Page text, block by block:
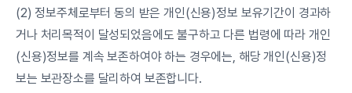
(2) 정보주체로부터 동의 받은 개인(신용)정보 보유기간이 경과하
거나 처리목적이 달성되었음에도 불구하고 다른 법령에 따라 개인
(신용)정보를 계속 보존하여야 하는 경우에는, 해당 개인(신용)정
보는 보관장소를 달리하여 보존합니다.